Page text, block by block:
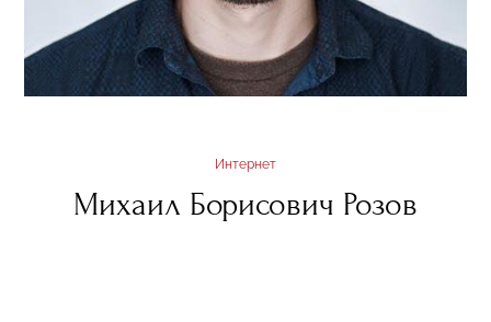
Интернет
Михаил Борисович Розов